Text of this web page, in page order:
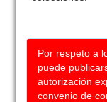
Por respeto a
puede
autorización
convenio de